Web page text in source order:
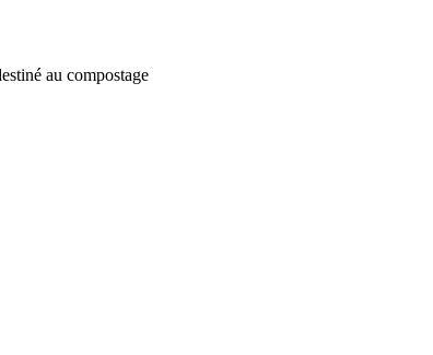
au compostage